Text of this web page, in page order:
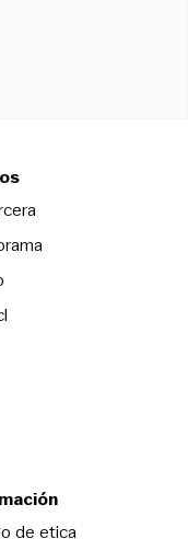
Opens in new
in new window
de eticaOpens in new